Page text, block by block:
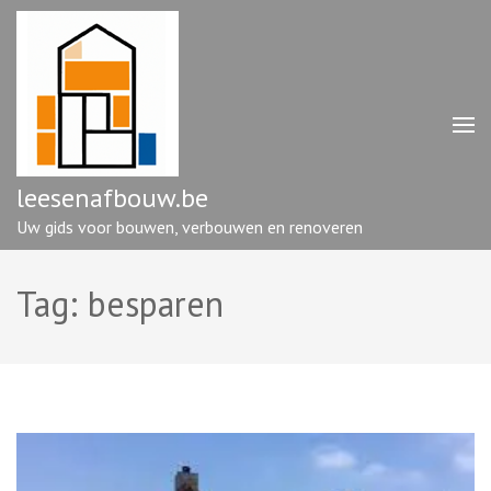
Ga
enter)
leesenafbouw.be
Uw gids voor bouwen, verbouwen en renoveren
Tag: besparen